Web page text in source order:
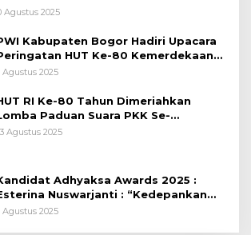
Agustus 2025
Kabupaten Bogor Hadiri Upacara
HUT Ke-80 Kemerdekaan
di Lapangan Tegar Beriman
Agustus 2025
RI Ke-80 Tahun Dimeriahkan
Paduan Suara PKK Se-
Bogor
Agustus 2025
Adhyaksa Awards 2025 :
Nuswarjanti : “Kedepankan
Restoratif Wujudkan
Agustus 2025